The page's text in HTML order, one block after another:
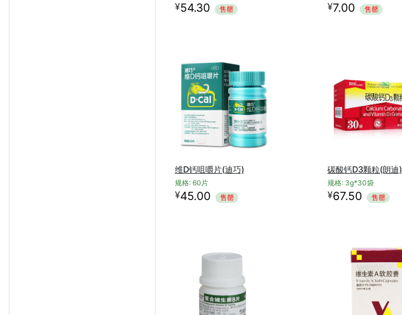
¥54.30 售罄 ¥7.00 售罄
维D钙咀嚼片(迪巧)
规格: 60片
¥45.00 售罄
碳酸钙D3颗粒(朗迪)
规格: 3g*30袋
¥67.50 售罄